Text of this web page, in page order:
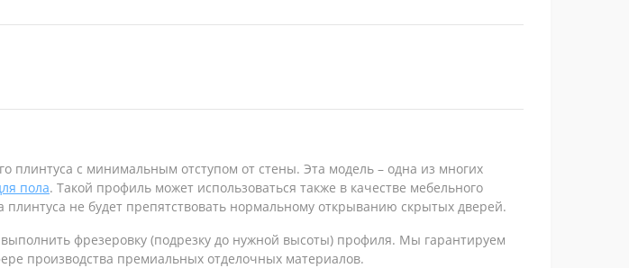
с минимальным отступом от стены. Эта модель – одна из многих
пола. Такой профиль может использоваться также в качестве мебельного
не будет препятствовать нормальному открыванию скрытых дверей.
фрезеровку (подрезку до нужной высоты) профиля. Мы гарантируем
производства премиальных отделочных материалов.